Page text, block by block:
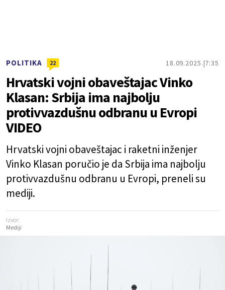
POLITIKA 22 18.09.2025. 7:35
Hrvatski vojni obaveštajac Vinko
Klasan: Srbija ima najbolju
protivvazdušnu odbranu u Evropi
VIDEO
Hrvatski vojni obaveštajac i raketni inženjer
Vinko Klasan poručio je da Srbija ima najbolju
protivvazdušnu odbranu u Evropi, preneli su
mediji.
Izvor:
Mediji